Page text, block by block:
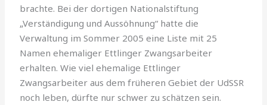
brachte. Bei der dortigen Nationalstiftung
„Verständigung und Aussöhnung“ hatte die
Verwaltung im Sommer 2005 eine Liste mit 25
Namen ehemaliger Ettlinger Zwangsarbeiter
erhalten. Wie viel ehemalige Ettlinger
Zwangsarbeiter aus dem früheren Gebiet der UdSSR
noch leben, dürfte nur schwer zu schätzen sein.